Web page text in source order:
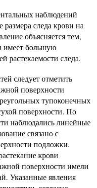
наблюдений
размера следа крови на
объясняется тем,
имеет большую
растекаемости следа.
следует отметить
поверхности
тупоконечных
поверхности. По
наблюдались линейные
связано с
подложки.
крови
поверхности имели
Указанные явления